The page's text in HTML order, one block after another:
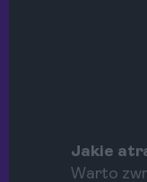
Jakie
Warto